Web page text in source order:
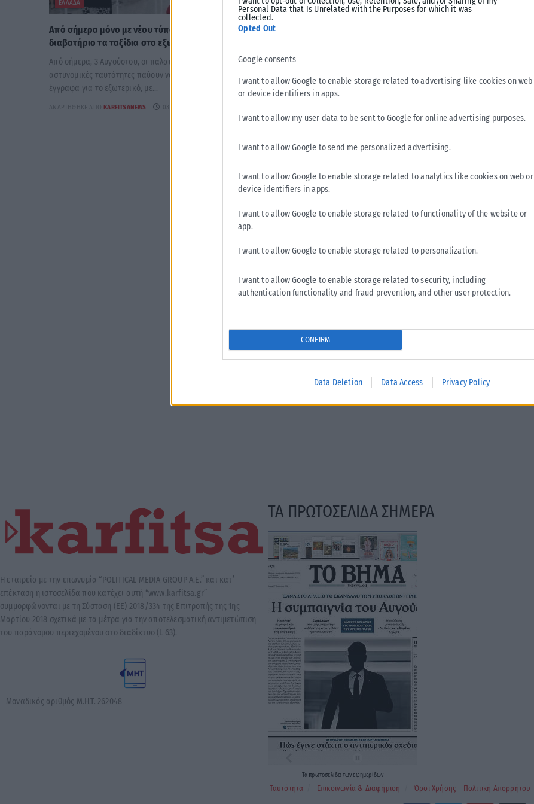
Personal Data that Is Unrelated with the Purposes for which it was
collected.
Opted Out
Google consents
I want to allow Google to enable storage related to advertising like cookies on web
or device identifiers in apps.
I want to allow my user data to be sent to Google for online advertising purposes.
I want to allow Google to send me personalized advertising.
I want to allow Google to enable storage related to analytics like cookies on web or
device identifiers in apps.
I want to allow Google to enable storage related to functionality of the website or
app.
I want to allow Google to enable storage related to personalization.
I want to allow Google to enable storage related to security, including
authentication functionality and fraud prevention, and other user protection.
CONFIRM
Data Deletion Data Access Privacy Policy
ΕΛΛΆΔΑ
Από σήμερα μόνο με νέου τύπου ταυτότητα ή
διαβατήριο τα ταξίδια στο εξωτερικό
Από σήμερα, 3 Αυγούστου, οι παλαιού τύπου «μπλε»
αστυνομικές ταυτότητες παύουν να ισχύουν ως ταξιδιωτικά
έγγραφα για το εξωτερικό, με...
KARFITSANEWS
ΕΛΛΆΔΑ
κρατική αρωγή προς τους πυρόπληκτους
Σε εξέλιξη βρίσκονται οι διαδικασίες κρατικής αρωγής για τις
περιοχές που επλήγησαν από τις πρόσφατες πυρκαγιές, με τις
αρμόδιες αρχές...
πρωτοσέλιδατωνεφημερίδων
Ταυτότητα Επικοινωνία & Διαφήμιση Όροι Χρήσης – Πολιτική Απορρήτου